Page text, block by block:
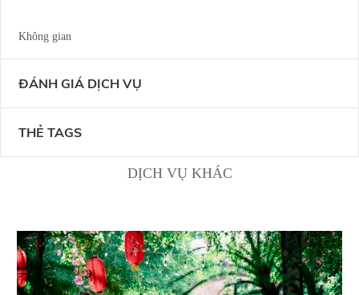
Không gian
ĐÁNH GIÁ DỊCH VỤ
THẺ TAGS
DỊCH VỤ KHÁC